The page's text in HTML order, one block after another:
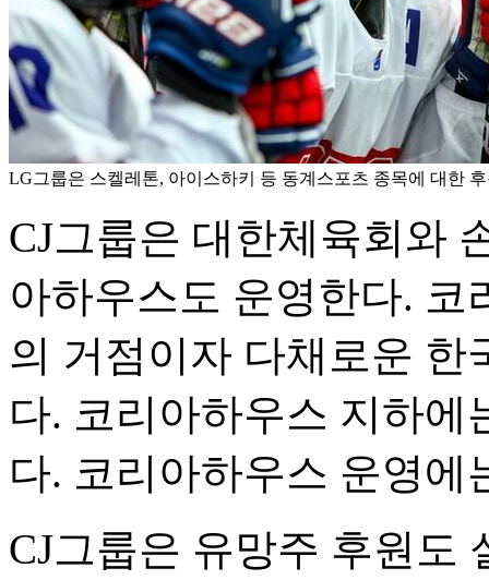
LG그룹은 스켈레톤, 아이스하키 등 동계스포츠 종목에 대한
CJ그룹은 대한체육회와
아하우스도 운영한다. 코
의 거점이자 다채로운 한
다. 코리아하우스 지하에
다. 코리아하우스 운영에
CJ그룹은 유망주 후원도